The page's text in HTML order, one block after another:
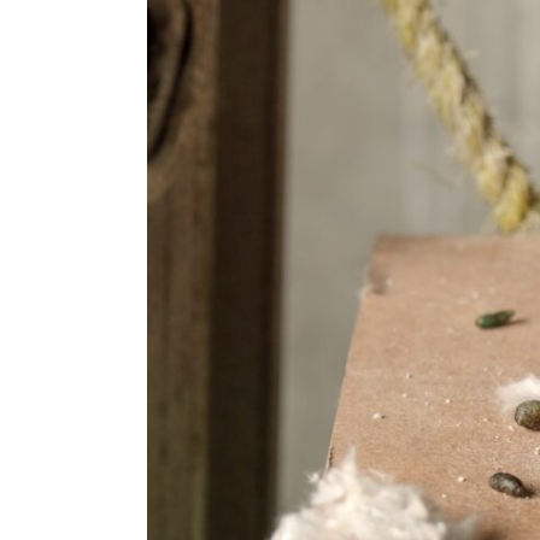
Exterminateur Pointe-aux-Trembles
Exterminateur Villeray-St-Michel-Parc-
Exterminateur Rosemont / La Petite Patrie
Exterminateur Rivière-des-Prairies